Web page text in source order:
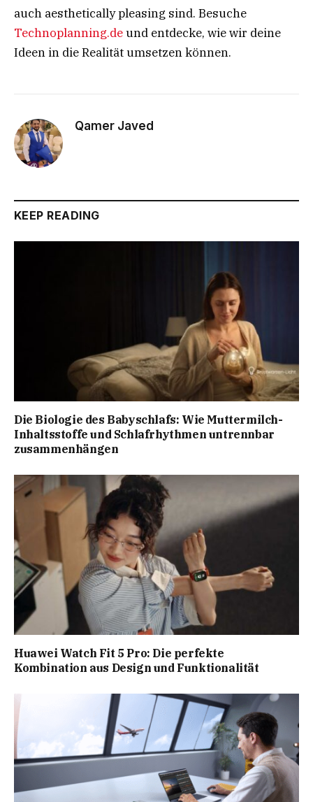
auch aesthetically pleasing sind. Besuche
Technoplanning.deund entdecke, wie wir deine
Ideen in die Realität umsetzen können.
Qamer Javed
KEEP READING
Die Biologie des Babyschlafs: Wie Muttermilch-
Inhaltsstoffe und Schlafrhythmen untrennbar
zusammenhängen
Huawei Watch Fit 5 Pro: Die perfekte
Kombination aus Design und Funktionalität